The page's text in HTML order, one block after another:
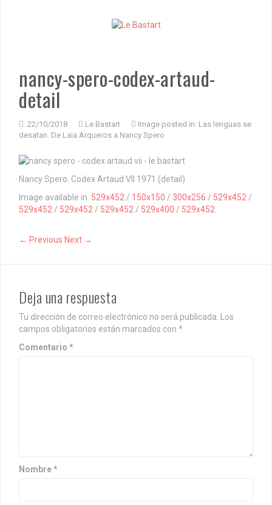
nancy-spero-codex-artaud-
detail
22/10/2018 Le Bastart Image posted in: Las lenguas se
desatan. De Laia Arqueros a Nancy Spero
Nancy Spero. Codex Artaud VII 1971 (detail)
Image available in: 529x452 / 150x150 / 300x256 / 529x452 /
529x452 / 529x452 / 529x452 / 529x400 / 529x452
← Previous Next →
Deja una respuesta
Tu dirección de correo electrónico no será publicada. Los
campos obligatorios están marcados con *
Comentario *
Nombre*